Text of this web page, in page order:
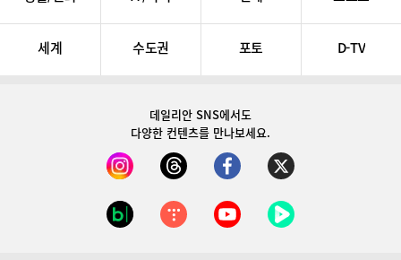
세계 수도권 포토 D-TV
데일리안 SNS에서도
다양한 컨텐츠를 만나보세요.